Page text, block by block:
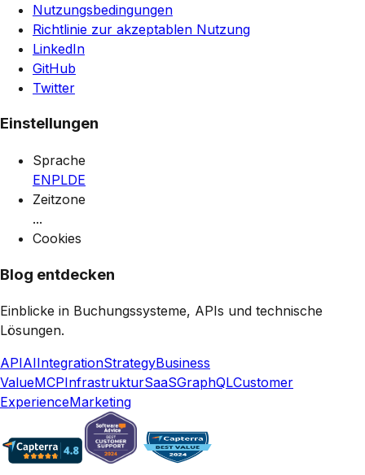
Nutzungsbedingungen
Richtlinie zur akzeptablen Nutzung
LinkedIn
GitHub
Twitter
Einstellungen
Sprache
ENPLDE
Zeitzone
...
Cookies
Blog entdecken
Einblicke in Buchungssysteme, APIs und technische
Lösungen.
APIAIIntegrationStrategyBusiness
ValueMCPInfrastrukturSaaSGraphQLCustomer
ExperienceMarketing